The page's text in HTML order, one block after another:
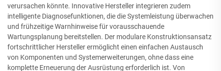
verursachen könnte. Innovative Hersteller integrieren zudem
intelligente Diagnosefunktionen, die die Systemleistung überwachen
und frühzeitige Warnhinweise für vorausschauende
Wartungsplanung bereitstellen. Der modulare Konstruktionsansatz
fortschrittlicher Hersteller ermöglicht einen einfachen Austausch
von Komponenten und Systemerweiterungen, ohne dass eine
komplette Erneuerung der Ausrüstung erforderlich ist. Von